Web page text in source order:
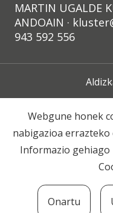
MARTIN UGALDE
ANDOAIN ·
943 592 556
© 2020
Webgune honek
nabigazioa
Informazio
Onartu